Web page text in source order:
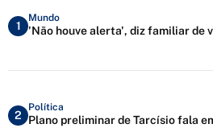
1
Mundo
'Não houve alerta', diz familiar de
2
Política
Plano preliminar de Tarcísio fala